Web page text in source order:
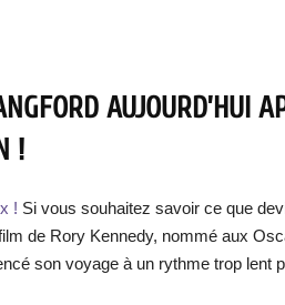
AUJOURD’HUI
!
! Si vous souhaitez savoir ce que
de Rory Kennedy, nommé aux
son voyage à un rythme trop lent